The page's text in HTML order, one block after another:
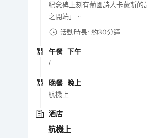
紀念碑上刻有葡國詩人卡蒙斯的
之開端」。
活動時長: 約30分鐘
午餐 · 下午
/
晚餐 · 晚上
航機上
酒店
航機上